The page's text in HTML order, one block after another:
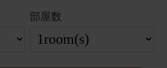
部屋数